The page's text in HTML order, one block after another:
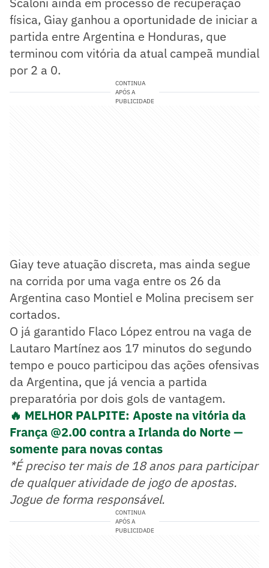
física, Giay ganhou a oportunidade de iniciar a
partida entre Argentina e Honduras, que
terminou com vitória da atual campeã mundial
por 2 a 0.
CONTINUA
APÓS A
PUBLICIDADE
Giay teve atuação discreta, mas ainda segue
na corrida por uma vaga entre os 26 da
Argentina caso Montiel e Molina precisem ser
cortados.
O já garantido Flaco López entrou na vaga de
Lautaro Martínez aos 17 minutos do segundo
tempo e pouco participou das ações ofensivas
da Argentina, que já vencia a partida
preparatória por dois gols de vantagem.
🔥 MELHOR PALPITE: Aposte na vitória da
França @2.00 contra a Irlanda do Norte —
somente para novas contas
*É preciso ter mais de 18 anos para participar
de qualquer atividade de jogo de apostas.
Jogue de forma responsável.
CONTINUA
APÓS A
PUBLICIDADE